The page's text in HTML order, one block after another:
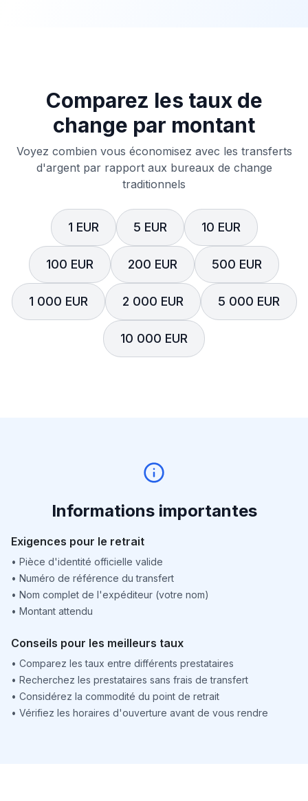
Comparez les taux de
change par montant
Voyez combien vous économisez avec les transferts
d'argent par rapport aux bureaux de change
traditionnels
1 EUR 5 EUR 10 EUR
100 EUR 200 EUR 500 EUR
1 000 EUR 2 000 EUR 5 000 EUR
10 000 EUR
Informations importantes
Exigences pour le retrait
• Pièce d'identité officielle valide
• Numéro de référence du transfert
• Nom complet de l'expéditeur (votre nom)
• Montant attendu
Conseils pour les meilleurs taux
• Comparez les taux entre différents prestataires
• Recherchez les prestataires sans frais de transfert
• Considérez la commodité du point de retrait
• Vérifiez les horaires d'ouverture avant de vous rendre